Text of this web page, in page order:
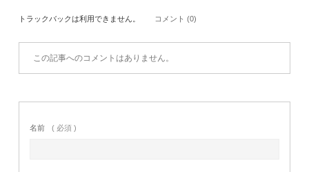
トラックバックは利用できません。 コメント (0)
この記事へのコメントはありません。
名前 ( 必須 )